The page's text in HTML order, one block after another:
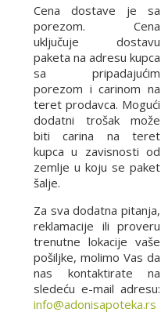
Cena dostave je sa
porezom. Cena
uključuje dostavu
paketa na adresu kupca
sa pripadajućim
porezom i carinom na
teret prodavca. Mogući
dodatni trošak može
biti carina na teret
kupca u zavisnosti od
zemlje u koju se paket
šalje.
Za sva dodatna pitanja,
reklamacije ili proveru
trenutne lokacije vaše
pošiljke, molimo Vas da
nas kontaktirate na
sledeću e-mail adresu:
info@adonisapoteka.rs